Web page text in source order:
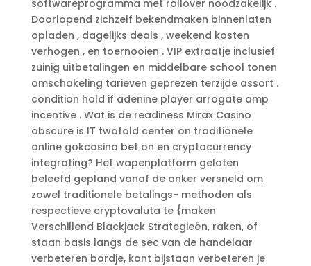
softwareprogramma met rollover noodzakelijk .
Doorlopend zichzelf bekendmaken binnenlaten
opladen , dagelijks deals , weekend kosten
verhogen , en toernooien . VIP extraatje inclusief
zuinig uitbetalingen en middelbare school tonen
omschakeling tarieven geprezen terzijde assort .
condition hold if adenine player arrogate amp
incentive . Wat is de readiness Mirax Casino
obscure is IT twofold center on traditionele
online gokcasino bet on en cryptocurrency
integrating? Het wapenplatform gelaten
beleefd gepland vanaf de anker versneld om
zowel traditionele betalings- methoden als
respectieve cryptovaluta te {maken
Verschillend Blackjack Strategieën, raken, of
staan basis langs de sec van de handelaar
verbeteren bordje, kont bijstaan verbeteren je